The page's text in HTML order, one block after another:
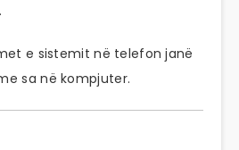
e sistemit në telefon janë
sa në kompjuter.